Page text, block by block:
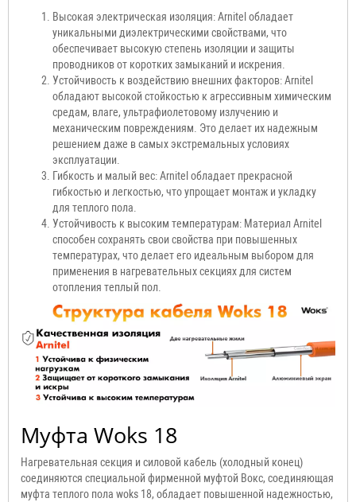
Высокая электрическая изоляция: Arnitel обладает
уникальными диэлектрическими свойствами, что
обеспечивает высокую степень изоляции и защиты
проводников от коротких замыканий и искрения.
Устойчивость к воздействию внешних факторов: Arnitel
обладают высокой стойкостью к агрессивным химическим
средам, влаге, ультрафиолетовому излучению и
механическим повреждениям. Это делает их надежным
решением даже в самых экстремальных условиях
эксплуатации.
Гибкость и малый вес: Arnitel обладает прекрасной
гибкостью и легкостью, что упрощает монтаж и укладку
для теплого пола.
Устойчивость к высоким температурам: Материал Arnitel
способен сохранять свои свойства при повышенных
температурах, что делает его идеальным выбором для
применения в нагревательных секциях для систем
отопления теплый пол.
Муфта Woks 18
Нагревательная секция и силовой кабель (холодный конец)
соединяются специальной фирменной муфтой Вокс, соединяющая
муфта теплого пола woks 18, обладает повышенной надежностью,